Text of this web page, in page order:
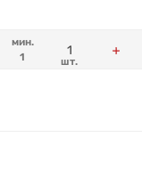
мин.
1
шт.